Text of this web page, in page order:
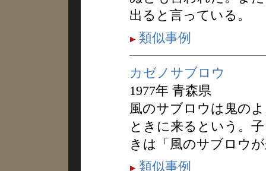
出ると言っている。
類似事例
カゼノサブロウ
1977年 青森県
風のサブロウは鬼の
ときに来るという。
きは「風のサブロウ
類似事例